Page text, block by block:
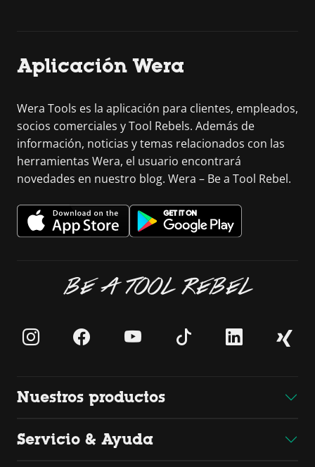
Aplicación Wera
Wera Tools es la aplicación para clientes, empleados,
socios comerciales y Tool Rebels. Además de
información, noticias y temas relacionados con las
herramientas Wera, el usuario encontrará
novedades en nuestro blog. Wera – Be a Tool Rebel.
BE A TOOL REBEL
Nuestros productos
Servicio & Ayuda